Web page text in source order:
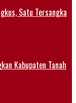
Satu Tersangka
Kabupaten Tanah